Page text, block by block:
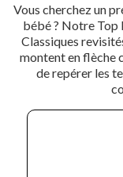
Vous cherchez un
bébé ? Notre Top
Classiques
montent en flèche
de repérer les